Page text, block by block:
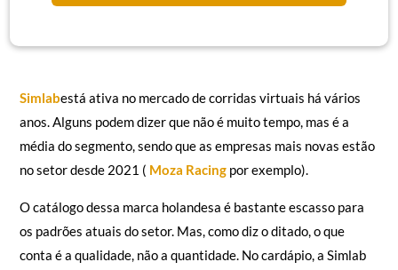
Simlabestá ativa no mercado de corridas virtuais há vários
anos. Alguns podem dizer que não é muito tempo, mas é a
média do segmento, sendo que as empresas mais novas estão
no setor desde 2021 ( Moza Racingpor exemplo).
O catálogo dessa marca holandesa é bastante escasso para
os padrões atuais do setor. Mas, como diz o ditado, o que
conta é a qualidade, não a quantidade. No cardápio, a Simlab